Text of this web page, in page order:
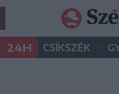
24H CSÍKSZÉK •